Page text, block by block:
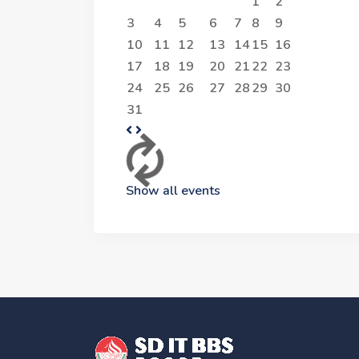
3
4 5 6 7 8
9
10
11 12 13 1415 16
17
18 19 20 2122 23
24
25 26 27 2829 30
31
Show all events